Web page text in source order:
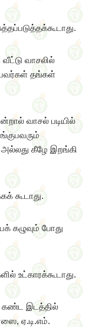
வாசலில்
தங்கள்
வாசல் படியில்
கீழே இறங்கி
கூடாது.
கழுவும் போது
உட்காரக்கூடாது.
இடத்தில்
ஏ.டி.எம்.